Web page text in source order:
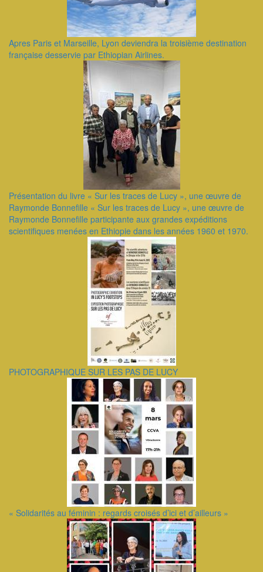
Apres Paris et Marseille, Lyon deviendra la troisième destination
française desservie par Ethiopian Airlines.
Présentation du livre « Sur les traces de Lucy », une œuvre de
Raymonde Bonnefille ​« Sur les traces de Lucy », une œuvre de
Raymonde Bonnefille participante aux grandes expéditions
scientifiques menées en Ethiopie dans les années 1960 et 1970.
PHOTOGRAPHIQUE SUR LES PAS DE LUCY
« Solidarités au féminin : regards croisés d’ici et d’ailleurs »